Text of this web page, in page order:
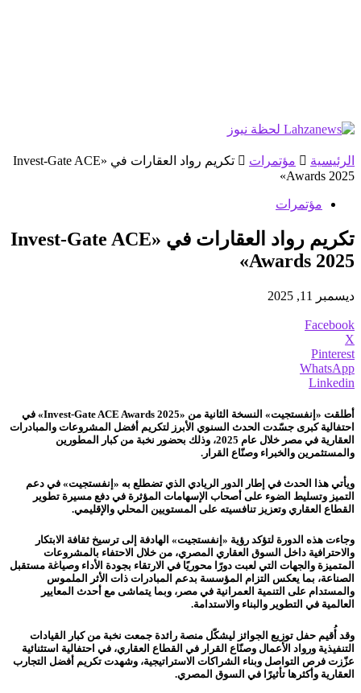
الرئيسية مؤتمرات
تكريم رواد العقارات في «Invest-Gate ACE
Awards 2025»
مؤتمرات
تكريم رواد العقارات في «Invest-Gate ACE
Awards 2025»
ديسمبر 11, 2025
Facebook
X
Pinterest
WhatsApp
Linkedin
أطلقت «إنفستجيت» النسخة الثانية من «Invest-Gate ACE Awards 2025» في
احتفالية كبرى جسّدت الحدث السنوي الأبرز لتكريم أفضل المشروعات والمبادرات
العقارية في مصر خلال عام 2025، وذلك بحضور نخبة من كبار المطورين
والمستثمرين والخبراء وصنّاع القرار.
ويأتي هذا الحدث في إطار الدور الريادي الذي تضطلع به «إنفستجيت» في دعم
التميز وتسليط الضوء على أصحاب الإسهامات المؤثرة في دفع مسيرة تطوير
القطاع العقاري وتعزيز تنافسيته على المستويين المحلي والإقليمي.
وجاءت هذه الدورة لتؤكد رؤية «إنفستجيت» الهادفة إلى ترسيخ ثقافة الابتكار
والاحترافية داخل السوق العقاري المصري، من خلال الاحتفاء بالمشروعات
المتميزة والجهات التي لعبت دورًا محوريًا في الارتقاء بجودة الأداء وصياغة مستقبل
الصناعة، بما يعكس التزام المؤسسة بدعم المبادرات ذات الأثر الملموس
والمستدام على التنمية العمرانية في مصر، وبما يتماشى مع أحدث المعايير
العالمية في التطوير والبناء والاستدامة.
وقد أُقيم حفل توزيع الجوائز ليشكّل منصة رائدة جمعت نخبة من كبار القيادات
التنفيذية ورواد الأعمال وصنّاع القرار في القطاع العقاري، في احتفالية استثنائية
عزّزت فرص التواصل وبناء الشراكات الاستراتيجية، وشهدت تكريم أفضل التجارب
العقارية وأكثرها تأثيرًا في السوق المصري.